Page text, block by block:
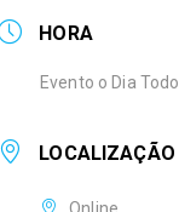
HORA
Evento o Dia Todo
LOCALIZAÇÃO